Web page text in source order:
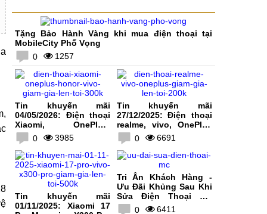
Tặng Bảo Hành Vàng khi mua điện thoại tại
MobileCity Phố Vọng
0
1257
Tin khuyến mãi
04/05/2026: Điện thoại
Xiaomi, OnePlus,
HONOR, vivo giảm giá
lên tới 300K
0 3985
Tin khuyến mãi
27/12/2025: Điện thoại
realme, vivo, OnePlus
giảm giá lên tới 200K
0 6691
Tin khuyến mãi
01/11/2025: Xiaomi 17
Tri Ân Khách Hàng -
Ưu Đãi Khủng Sau Khi
Sửa Điện Thoại Tại
MobileCity
0 6411